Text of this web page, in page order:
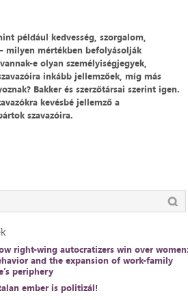
például kedvesség, szorgalom,
milyen mértékben befolyásolják
e olyan személyiségjegyek,
inkább jellemzőek, míg más
Bakker és szerzőtársai szerint igen.
kevésbé jellemző a
szavazóira.
right-wing autocratizers win over
and the expansion of work-family
periphery
ember is politizál!